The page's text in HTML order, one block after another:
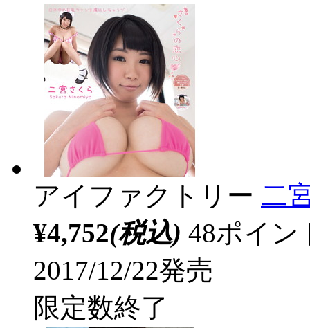
アイファクトリー 二
¥4,752(税込) 48ポイ
2017/12/22発売
限定数終了